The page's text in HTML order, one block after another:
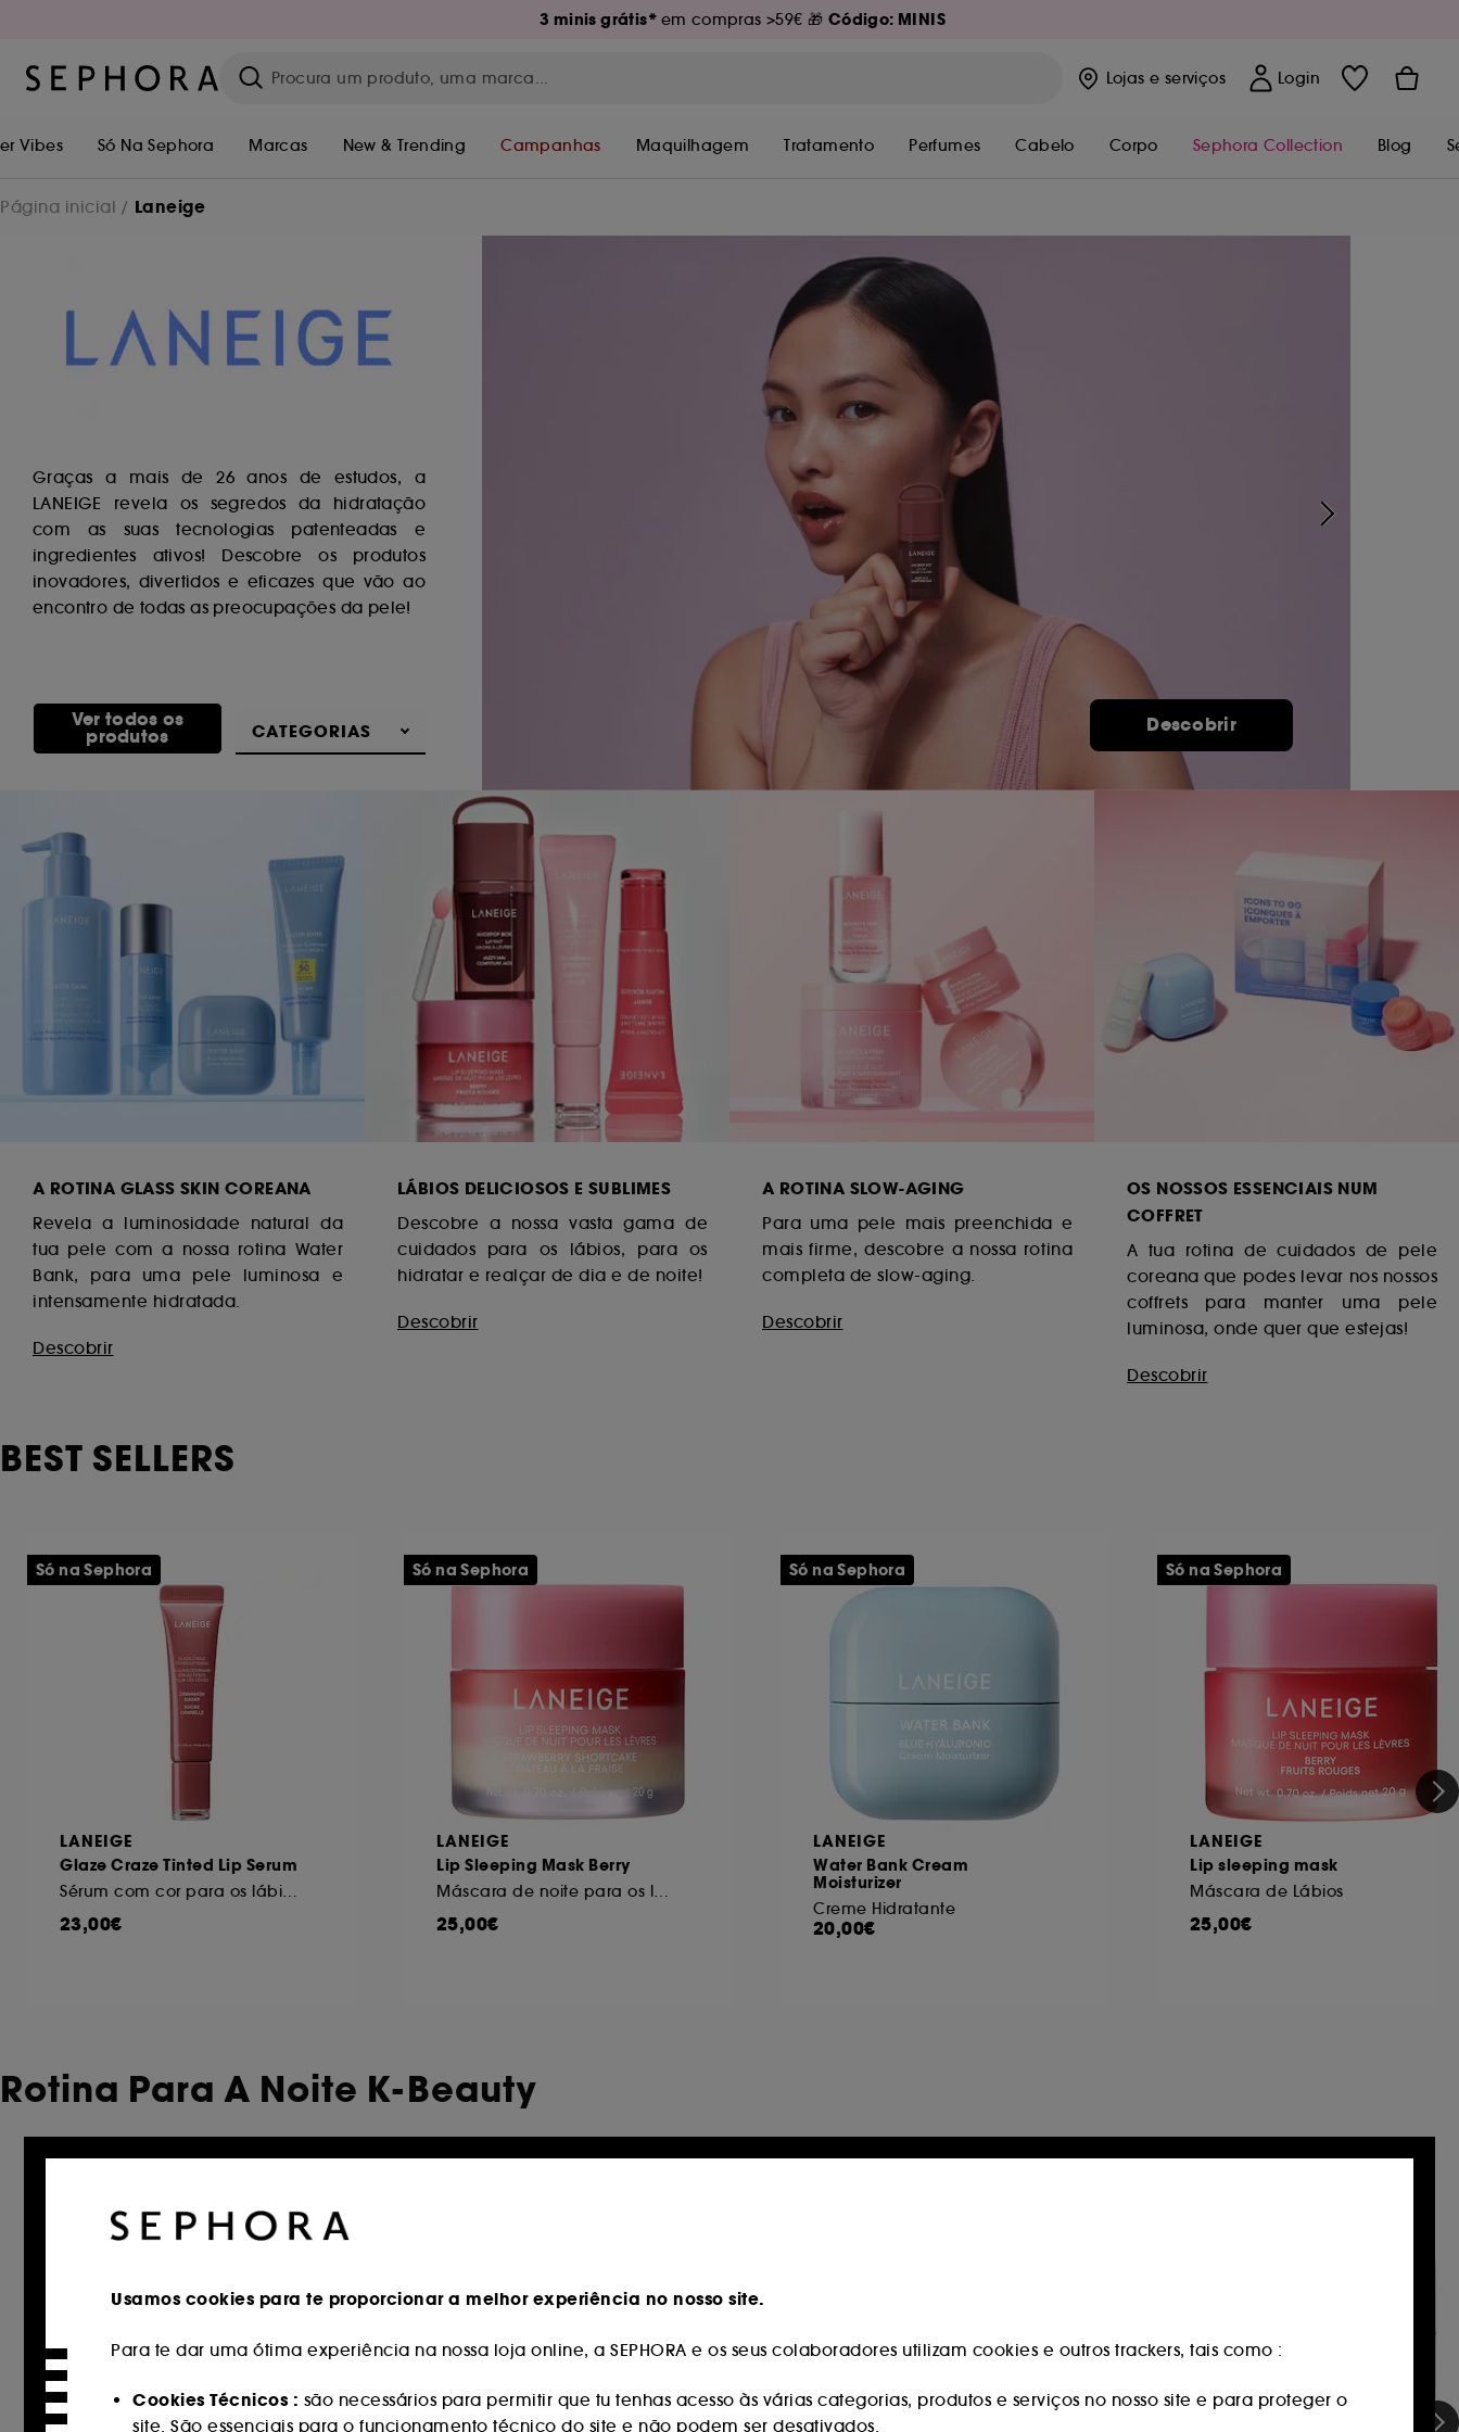
3 minis grátis* em compras >59€ 🎁 Código: MINIS
Lojas e serviços Login
Vibes Só Na Sephora Marcas New & Trending Campanhas Maquilhagem Tratamento Perfumes Cabelo Corpo Sephora Collection Blog
Página inicial Laneige
Graças a mais de 26 anos de estudos, a
LANEIGE revela os segredos da hidratação
com as suas tecnologias patenteadas e
ingredientes ativos! Descobre os produtos
inovadores, divertidos e eficazes que vão ao
encontro de todas as preocupações da pele!
Ver todos os
produtos CATEGORIAS
Descobrir Descobrir
A ROTINA GLASS SKIN COREANA
Revela a luminosidade natural da
tua pele com a nossa rotina Water
Bank, para uma pele luminosa e
intensamente hidratada.
Descobrir
LÁBIOS DELICIOSOS E SUBLIMES
Descobre a nossa vasta gama de
cuidados para os lábios, para os
hidratar e realçar de dia e de noite!
Descobrir
A ROTINA SLOW-AGING
Para uma pele mais preenchida e
mais firme, descobre a nossa rotina
completa de slow-aging.
Descobrir
OS NOSSOS ESSENCIAIS NUM
COFFRET
A tua rotina de cuidados de pele
coreana que podes levar nos nossos
coffrets para manter uma pele
luminosa, onde quer que estejas!
Descobrir
BEST SELLERS
LANEIGE
Glaze Craze Tinted Lip Serum
Sérum com cor para os lábios
23,00€
Só na Sephora
LANEIGE
Lip Sleeping Mask Berry
Máscara de noite para os lábios
25,00€
Só na Sephora
LANEIGE
Water Bank Cream
Moisturizer
Creme Hidratante
20,00€
Só na Sephora
LANEIGE
Lip sleeping mask
Máscara de Lábios
25,00€
Só na Sephora
Rotina Para A Noite K-Beauty
Usamos cookies para te proporcionar a melhor experiência no nosso site.
Para te dar uma ótima experiência na nossa loja online, a SEPHORA e os seus colaboradores utilizam cookies e outros trackers, tais como :
Cookies Técnicos : são necessários para permitir que tu tenhas acesso às várias categorias, produtos e serviços no nosso site e para proteger o
site. São essenciais para o funcionamento técnico do site e não podem ser desativados.